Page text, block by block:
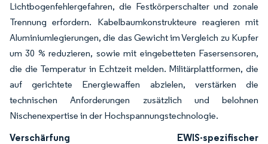
Lichtbogenfehlergefahren, die Festkörperschalter und zonale
Trennung erfordern. Kabelbaumkonstrukteure reagieren mit
Aluminiumlegierungen, die das Gewicht im Vergleich zu Kupfer
um 30 % reduzieren, sowie mit eingebetteten Fasersensoren,
die die Temperatur in Echtzeit melden. Militärplattformen, die
auf gerichtete Energiewaffen abzielen, verstärken die
technischen Anforderungen zusätzlich und belohnen
Nischenexpertise in der Hochspannungstechnologie.
Verschärfung EWIS-spezifischer